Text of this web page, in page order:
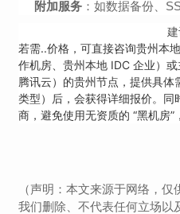
附加服务 ：如数据备份、
若需..价格，可直接咨询贵州本
作机房、贵州本地 IDC 企业）
腾讯云）的贵州节点，提供具
类型）后，会获得详细报价。同
商，避免使用无资质的 “黑机房”
（声明：本文来源于网络，
我们删除、不代表任何立场以